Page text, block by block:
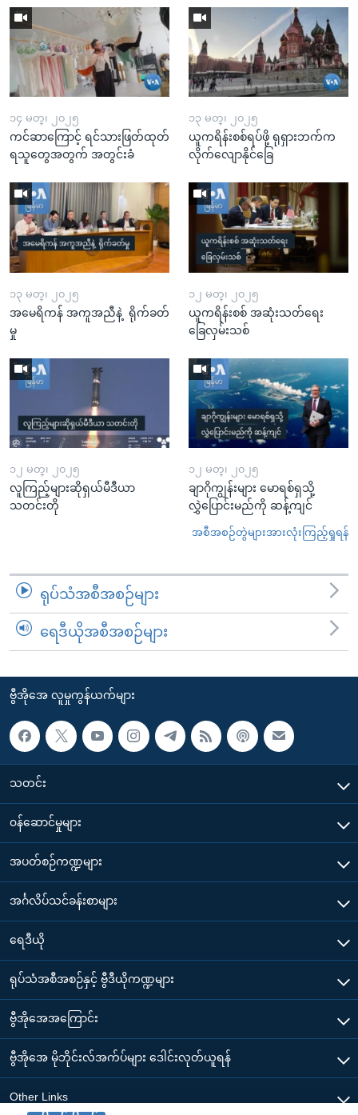
၁၄ မတ္၊ ၂၀၂၅
ကင်ဆာကြောင့် ရင်သားဖြတ်ထုတ်
ရသူတွေအတွက် အတွင်းခံ
၁၃ မတ္၊ ၂၀၂၅
ယူကရိန်းစစ်ရပ်ဖို့ ရုရှားဘက်က
လိုက်လျောနိုင်ခြေ
၁၃ မတ္၊ ၂၀၂၅
အမေရိကန် အကူအညီနဲ့ ရိုက်ခတ်
မှု
၁၂ မတ္၊ ၂၀၂၅
ယူကရိန်းစစ် အဆုံးသတ်ရေး
ခြေလှမ်းသစ်
၁၂ မတ္၊ ၂၀၂၅
လူကြည့်များဆိုရှယ်မီဒီယာ
သတင်းတို
၁၂ မတ္၊ ၂၀၂၅
ချာဂိုကျွန်းများ မောရစ်ရှသို့
လွှဲပြောင်းမည်ကို ဆန့်ကျင်
အစီအစဉ်တွဲများအားလုံးကြည့်ရှုရန်
ရုပ်သံအစီအစဉ်များ
ရေဒီယိုအစီအစဉ်များ
ဗွီအိုအေ လူမှုကွန်ယက်များ
သတင်း
၀န်ဆောင်မှုများ
အပတ်စဉ်ကဏ္ဍများ
အင်္ဂလိပ်သင်ခန်းစာများ
ရေဒီယို
ရုပ်သံအစီအစဉ်နှင့် ဗွီဒီယိုကဏ္ဍများ
ဗွီအိုအေအကြောင်း
ဗွီအိုအေ မိုဘိုင်းလ်အက်ပ်များ ဒေါင်းလုတ်ယူရန်
Other Links